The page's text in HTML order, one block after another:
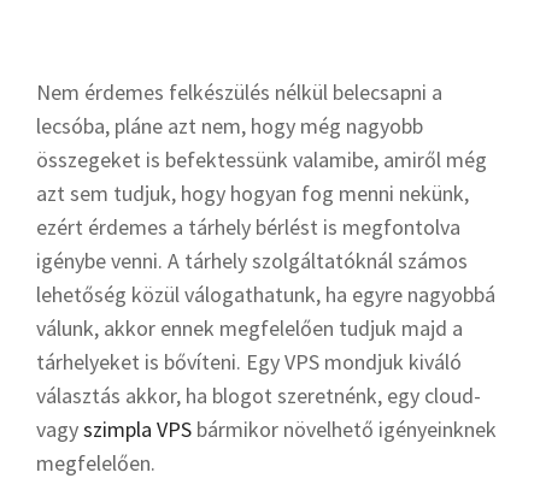
Nem érdemes felkészülés nélkül belecsapni a
lecsóba, pláne azt nem, hogy még nagyobb
összegeket is befektessünk valamibe, amiről még
azt sem tudjuk, hogy hogyan fog menni nekünk,
ezért érdemes a tárhely bérlést is megfontolva
igénybe venni. A tárhely szolgáltatóknál számos
lehetőség közül válogathatunk, ha egyre nagyobbá
válunk, akkor ennek megfelelően tudjuk majd a
tárhelyeket is bővíteni. Egy VPS mondjuk kiváló
választás akkor, ha blogot szeretnénk, egy cloud-
vagyszimpla VPS bármikor növelhető igényeinknek
megfelelően.